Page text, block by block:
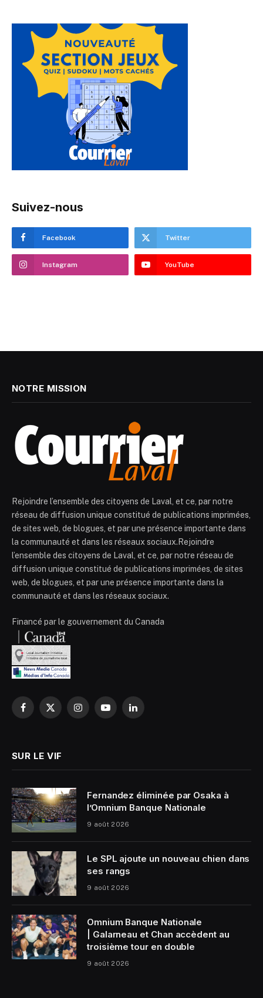
Suivez-nous
Facebook Twitter
Instagram YouTube
NOTRE MISSION
Rejoindre l’ensemble des citoyens de Laval, et ce, par notre
réseau de diffusion unique constitué de publications imprimées,
de sites web, de blogues, et par une présence importante dans
la communauté et dans les réseaux sociaux.Rejoindre
l’ensemble des citoyens de Laval, et ce, par notre réseau de
diffusion unique constitué de publications imprimées, de sites
web, de blogues, et par une présence importante dans la
communauté et dans les réseaux sociaux.
Financé par le gouvernement du Canada
Facebook
X
InstagramYouTubeLinkedIn
SUR LE VIF
Fernandez éliminée par Osaka à
l’Omnium Banque Nationale
9 août 2026
Le SPL ajoute un nouveau chien dans
ses rangs
9 août 2026
Omnium Banque Nationale
| Galarneau et Chan accèdent au
troisième tour en double
9 août 2026